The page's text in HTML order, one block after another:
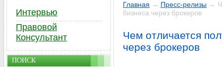
Главная → Пресс-релизы →
бизнеса через брокеров
Чем отличается
через брокеров
Интервью
Правовой
Консультант
ПОИСК